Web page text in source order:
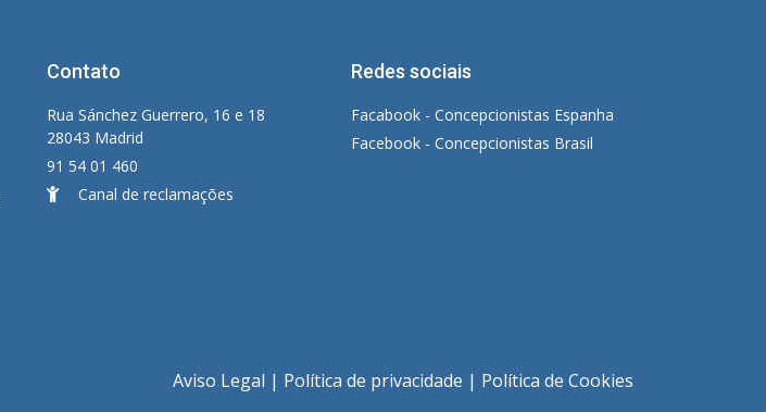
Contato
Rua Sánchez Guerrero, 16 e 18
28043 Madrid
91 54 01 460
Canal de reclamações
Redes sociais
Facabook - Concepcionistas Espanha
Facebook - Concepcionistas Brasil
Aviso Legal | Política de privacidade | Política de Cookies